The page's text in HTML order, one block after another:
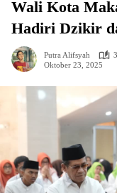
Wali Kota
Hadiri Dzikir
Putra Alifsyah
Oktober 23, 2025